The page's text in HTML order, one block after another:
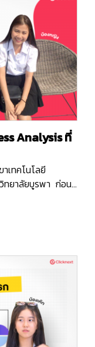
Analysis ที่
เทคโนโลยี
ทยาลัยบูรพา ก่อน
รับนักศึกษาฝึกงาน
ลือกที่จะลงใน